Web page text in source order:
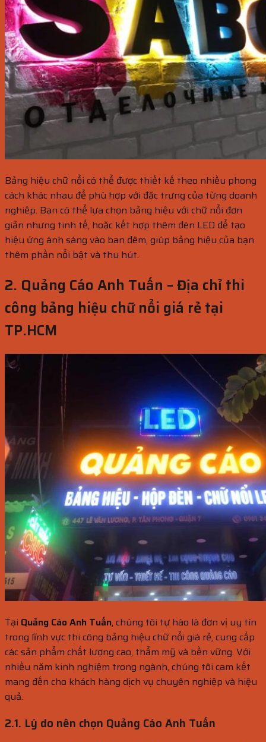
Bảng hiệu chữ nổi có thể được thiết kế theo nhiều phong
cách khác nhau để phù hợp với đặc trưng của từng doanh
nghiệp. Bạn có thể lựa chọn bảng hiệu với chữ nổi đơn
giản nhưng tinh tế, hoặc kết hợp thêm đèn LED để tạo
hiệu ứng ánh sáng vào ban đêm, giúp bảng hiệu của bạn
thêm phần nổi bật và thu hút.
2. Quảng Cáo Anh Tuấn – Địa chỉ thi
công bảng hiệu chữ nổi giá rẻ tại
TP.HCM
Tại Quảng Cáo Anh Tuấn, chúng tôi tự hào là đơn vị uy tín
trong lĩnh vực thi công bảng hiệu chữ nổi giá rẻ, cung cấp
các sản phẩm chất lượng cao, thẩm mỹ và bền vững. Với
nhiều năm kinh nghiệm trong ngành, chúng tôi cam kết
mang đến cho khách hàng dịch vụ chuyên nghiệp và hiệu
quả.
2.1. Lý do nên chọn Quảng Cáo Anh Tuấn